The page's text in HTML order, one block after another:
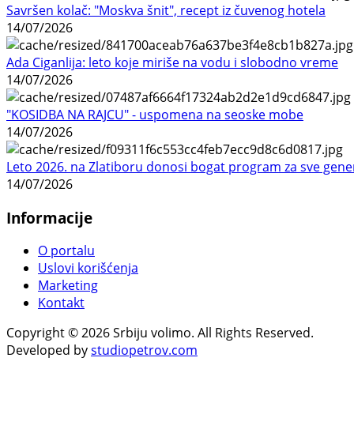
Savršen kolač: "Moskva šnit", recept iz čuvenog hotela
14/07/2026
Ada Ciganlija: leto koje miriše na vodu i slobodno vreme
14/07/2026
"KOSIDBA NA RAJCU" - uspomena na seoske mobe
14/07/2026
Leto 2026. na Zlatiboru donosi bogat program za sve
14/07/2026
Informacije
O portalu
Uslovi korišćenja
Marketing
Kontakt
Copyright © 2026 Srbiju volimo. All Rights Reserved.
Developed bystudiopetrov.com